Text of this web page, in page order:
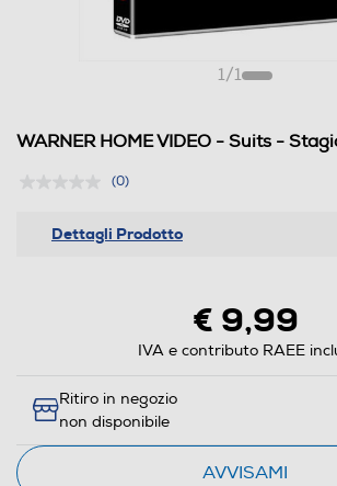
1/1
WARNER HOME VIDEO - Suits -
(0)
Dettagli Prodotto
€ 9,99
IVA e contributo RAEE
Ritiro in negozio
non disponibile
AVVISAMI